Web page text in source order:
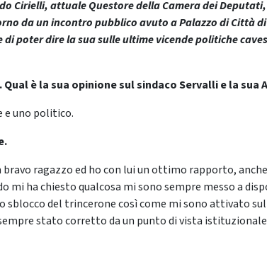
Cirielli, attuale Questore della Camera dei
da un incontro pubblico avuto a Palazzo di Città di
poter dire la sua sulle ultime vicende politiche
Qual è la sua opinione sul sindaco Servalli e la sua
e uno politico.
ragazzo ed ho con lui un ottimo rapporto,
ha chiesto qualcosa mi sono sempre messo a
del trincerone così come mi sono attivato
stato corretto da un punto di vista